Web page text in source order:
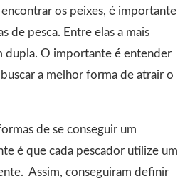
os peixes, é importante
de pesca. Entre elas a mais
dupla. O importante é entender
a melhor forma de atrair o
de se conseguir um
é que cada pescador utilize um
Assim, conseguiram definir